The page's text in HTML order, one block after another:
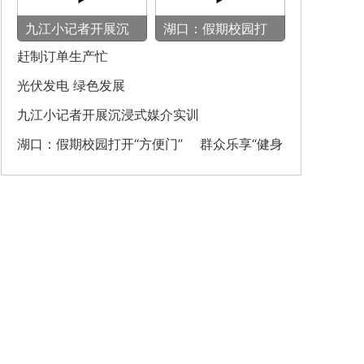
九江小记者开展沉
浸式媒介实训
湖口：假期校园打
赶制订单生产忙
光伏发电 绿色发展
九江小记者开展沉浸式媒介实训
湖口：假期校园打开“方便门” 群众乐享“健身
圈”